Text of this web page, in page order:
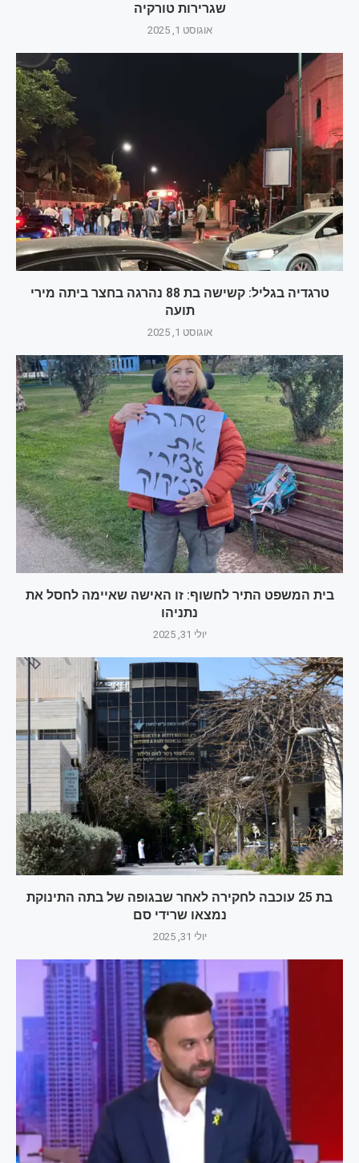
שגרירות טורקיה
אוגוסט 1, 2025
טרגדיה בגליל: קשישה בת 88 נהרגה בחצר ביתה מירי
תועה
אוגוסט 1, 2025
בית המשפט התיר לחשוף: זו האישה שאיימה לחסל את
נתניהו
יולי 31, 2025
בת 25 עוכבה לחקירה לאחר שבגופה של בתה התינוקת
נמצאו שרידי סם
יולי 31, 2025